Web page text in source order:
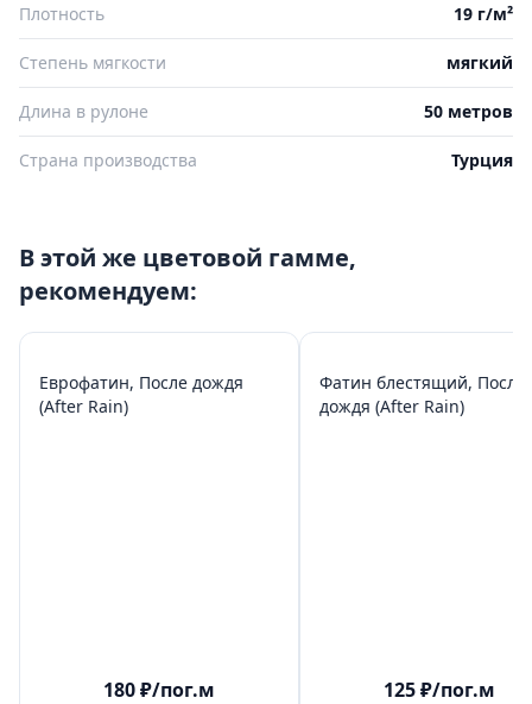
Плотность 19 г/м²
Степень мягкости мягкий
Длина в рулоне 50 метров
Страна производства Турция
В этой же цветовой гамме,
рекомендуем:
Еврофатин, После дождя
(After Rain)
180₽/пог.м
Фатин блестящий, После
дождя (After Rain)
125₽/пог.м